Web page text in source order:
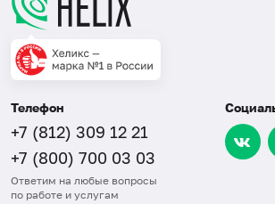
Телефон
+7 (812) 309 12 21
+7 (800) 700 03 03
Ответим на любые вопросы
по работе и услугам